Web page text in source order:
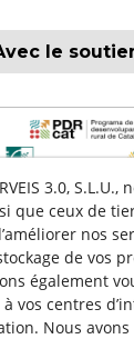
le
3.0,
que ceux de
nos
de vos
également
vos centres
Nous